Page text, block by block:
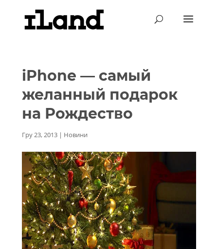
iPhone — самый
желанный подарок
на Рождество
Гру 23, 2013| Новини